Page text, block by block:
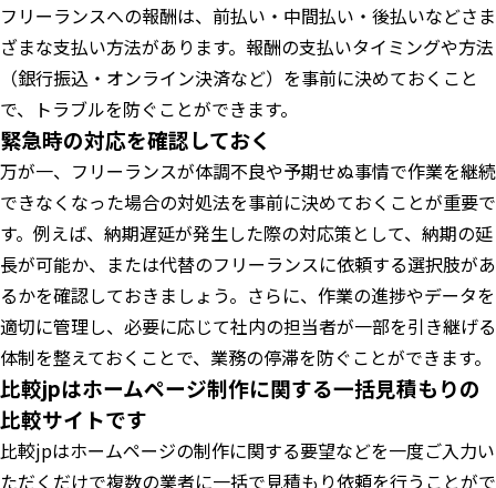
フリーランスへの報酬は、前払い・中間払い・後払いなどさま
ざまな支払い方法があります。報酬の支払いタイミングや方法
（銀行振込・オンライン決済など）を事前に決めておくこと
で、トラブルを防ぐことができます。
緊急時の対応を確認しておく
万が一、フリーランスが体調不良や予期せぬ事情で作業を継続
できなくなった場合の対処法を事前に決めておくことが重要で
す。例えば、納期遅延が発生した際の対応策として、納期の延
長が可能か、または代替のフリーランスに依頼する選択肢があ
るかを確認しておきましょう。さらに、作業の進捗やデータを
適切に管理し、必要に応じて社内の担当者が一部を引き継げる
体制を整えておくことで、業務の停滞を防ぐことができます。
比較jpはホームページ制作に関する一括見積もりの
比較サイトです
比較jpはホームページの制作に関する要望などを一度ご入力い
ただくだけで複数の業者に一括で見積もり依頼を行うことがで